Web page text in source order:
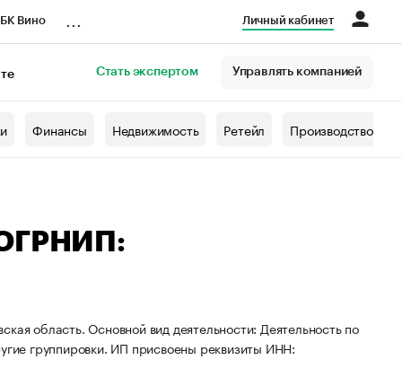
Вино Личный кабинет
Стать экспертом Управлять компанией
Финансы Недвижимость Ретейл Производство
область. Основной вид деятельности: Деятельность по
группировки. ИП присвоены реквизиты ИНН: